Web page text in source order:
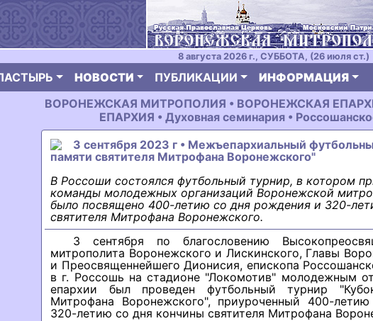
8 августа 2026 г., СУББОТА, (26 июля ст.)
НОВОСТИ ПУБЛИКАЦИИ ИНФОРМАЦИЯ
ВОРОНЕЖСКАЯ МИТРОПОЛИЯ • ВОРОНЕЖСКАЯ
ЕПАРХИЯ • Духовная семинария •
3 сентября 2023 г • Межъепархиальный
памяти святителя Митрофана Воронежского"
В Россоши состоялся футбольный турнир, в котором
команды молодежных организаций Воронежской
было посвящено 400-летию со дня рождения и 320-
святителя Митрофана Воронежского.
3 сентября по благословению
митрополита Воронежского и Лискинского, Главы
и Преосвященнейшего Дионисия, епископа
в г. Россошь на стадионе "Локомотив" молодежным
епархии был проведен футбольный турнир
Митрофана Воронежского", приуроченный 400-
320-летию со дня кончины святителя Митрофана